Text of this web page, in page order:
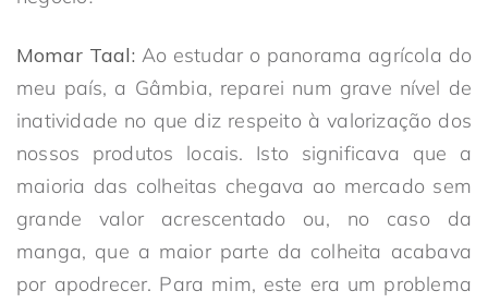
Momar Taal:Ao estudar o panorama agrícola do
meu país, a Gâmbia, reparei num grave nível de
inatividade no que diz respeito à valorização dos
nossos produtos locais. Isto significava que a
maioria das colheitas chegava ao mercado sem
grande valor acrescentado ou, no caso da
manga, que a maior parte da colheita acabava
por apodrecer. Para mim, este era um problema